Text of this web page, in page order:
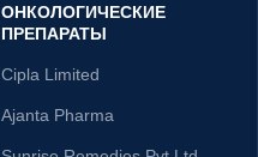
ОНКОЛОГИЧЕСКИЕ
ПРЕПАРАТЫ
Cipla Limited
Ajanta Pharma